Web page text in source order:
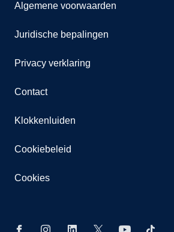
Algemene voorwaarden
Juridische bepalingen
Privacy verklaring
Contact
Klokkenluiden
Cookiebeleid
Cookies